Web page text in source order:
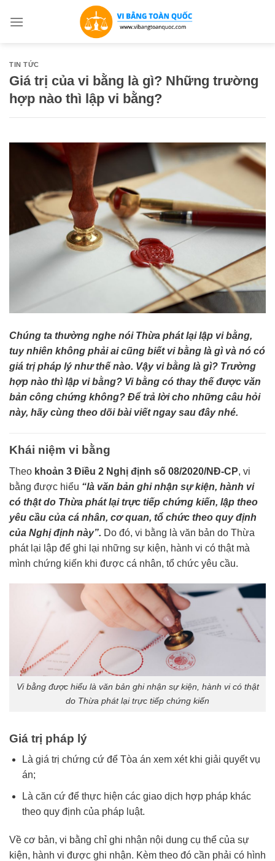
qua
TIN TỨC
Giá trị của vi bằng là gì? Những trường
hợp nào thì lập vi bằng?
Chúng ta thường nghe nói Thừa phát lại lập vi bằng,
tuy nhiên không phải ai cũng biết vi bằng là gì và nó có
giá trị pháp lý như thế nào. Vậy vi bằng là gì? Trường
hợp nào thì lập vi bằng? Vi bằng có thay thế được văn
bản công chứng không? Để trả lời cho những câu hỏi
này, hãy cùng theo dõi bài viết ngay sau đây nhé.
Khái niệm vi bằng
Theo khoản 3 Điều 2 Nghị định số 08/2020/NĐ-CP, vi
bằng được hiểu “là văn bản ghi nhận sự kiện, hành vi
có thật do Thừa phát lại trực tiếp chứng kiến, lập theo
yêu cầu của cá nhân, cơ quan, tổ chức theo quy định
của Nghị định này”. Do đó, vi bằng là văn bản do Thừa
phát lại lập để ghi lại những sự kiện, hành vi có thật mà
mình chứng kiến khi được cá nhân, tổ chức yêu cầu.
Vi bằng được hiểu là văn bản ghi nhận sự kiện, hành vi có thật
do Thừa phát lại trực tiếp chứng kiến
Giá trị pháp lý
Là giá trị chứng cứ để Tòa án xem xét khi giải quyết vụ
án;
Là căn cứ để thực hiện các giao dịch hợp pháp khác
theo quy định của pháp luật.
Về cơ bản, vi bằng chỉ ghi nhận nội dung cụ thể của sự
kiện, hành vi được ghi nhận. Kèm theo đó cần phải có hình